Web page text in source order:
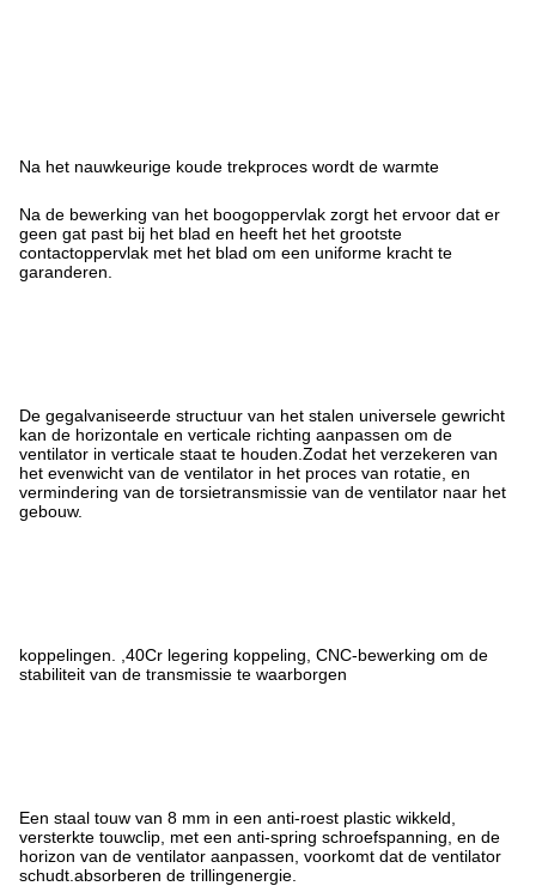
Na het nauwkeurige koude trekproces wordt de warmte
Na de bewerking van het boogoppervlak zorgt het ervoor dat er
geen gat past bij het blad en heeft het het grootste
contactoppervlak met het blad om een uniforme kracht te
garanderen.
De gegalvaniseerde structuur van het stalen universele gewricht
kan de horizontale en verticale richting aanpassen om de
ventilator in verticale staat te houden.Zodat het verzekeren van
het evenwicht van de ventilator in het proces van rotatie, en
vermindering van de torsietransmissie van de ventilator naar het
gebouw.
koppelingen. ,40Cr legering koppeling, CNC-bewerking om de
stabiliteit van de transmissie te waarborgen
Een staal touw van 8 mm in een anti-roest plastic wikkeld,
versterkte touwclip, met een anti-spring schroefspanning, en de
horizon van de ventilator aanpassen, voorkomt dat de ventilator
schudt.absorberen de trillingenergie.